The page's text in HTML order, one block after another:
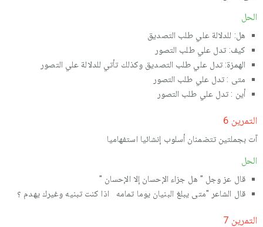
الحل
هل: للدلالة علي طلب التصدیق
كیف: تدل علي طلب التصور
الهمزة: تدل علي طلب التصدیق وكذلك تأتي للدلالة علي التصور
متى : تدل علي طلب التصور
أین : تدل علي طلب التصور
التمرین 6
آت بجملتین تتضمنان أسلوب إنشائیا استفهامیا
الحل
قال عز وجل " هل جزاء الإحسان إلا الإحسان "
قال الشاعر "متى یبلغ البنیان یوما تمامه اذا كنت تبنیه وغیرك یهدم ؟
التمرین 7